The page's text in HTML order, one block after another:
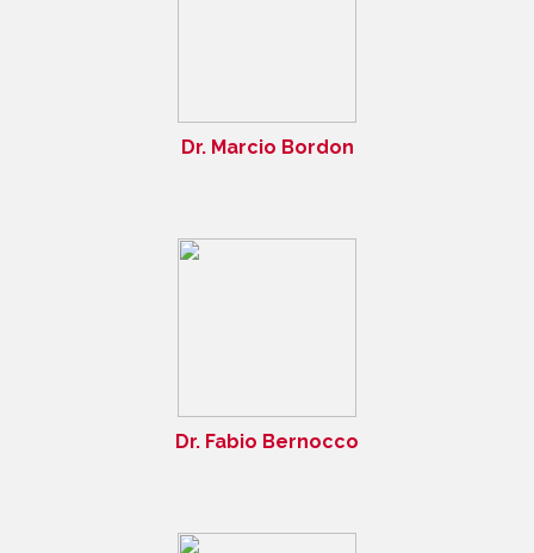
Dr. Marcio Bordon
Dr. Fabio Bernocco